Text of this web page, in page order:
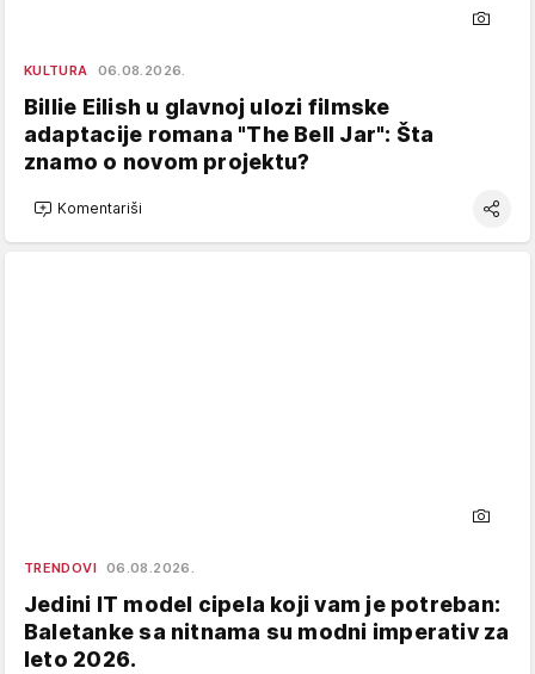
KULTURA 06.08.2026.
Billie Eilish u glavnoj ulozi filmske
adaptacije romana "The Bell Jar": Šta
znamo o novom projektu?
Komentariši
TRENDOVI 06.08.2026.
Jedini IT model cipela koji vam je potreban:
Baletanke sa nitnama su modni imperativ za
leto 2026.